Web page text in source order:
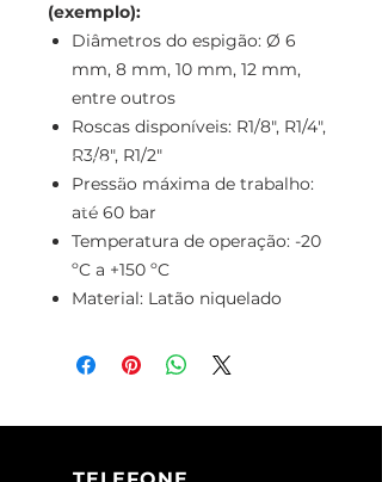
(exemplo):
Diâmetros do espigão: Ø 6
mm, 8 mm, 10 mm, 12 mm,
entre outros
Roscas disponíveis: R1/8", R1/4",
R3/8", R1/2"
Pressão máxima de trabalho:
até 60 bar
Temperatura de operação: -20
ºC a +150 ºC
Material: Latão niquelado